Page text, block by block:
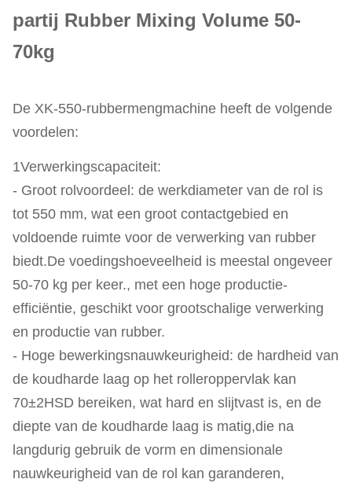
partij Rubber Mixing Volume 50-
70kg
De XK-550-rubbermengmachine heeft de volgende
voordelen:
1Verwerkingscapaciteit:
- Groot rolvoordeel: de werkdiameter van de rol is
tot 550 mm, wat een groot contactgebied en
voldoende ruimte voor de verwerking van rubber
biedt.De voedingshoeveelheid is meestal ongeveer
50-70 kg per keer., met een hoge productie-
efficiëntie, geschikt voor grootschalige verwerking
en productie van rubber.
- Hoge bewerkingsnauwkeurigheid: de hardheid van
de koudharde laag op het rolleroppervlak kan
70±2HSD bereiken, wat hard en slijtvast is, en de
diepte van de koudharde laag is matig,die na
langdurig gebruik de vorm en dimensionale
nauwkeurigheid van de rol kan garanderen,